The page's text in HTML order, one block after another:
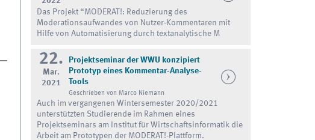
Das Projekt “MODERAT!: Reduzierung des
Moderationsaufwandes von Nutzer-Kommentaren mit
Hilfe von Automatisierung durch textanalytische M
22.
Mar.
2021
Projektseminar der WWU konzipiert
Prototyp eines Kommentar-Analyse-
Tools
Geschrieben von Marco Niemann
Auch im vergangenen Wintersemester 2020/2021
unterstützten Studierende im Rahmen eines
Projektseminars am Institut für Wirtschaftsinformatik die
Arbeit am Prototypen der MODERAT!-Plattform.